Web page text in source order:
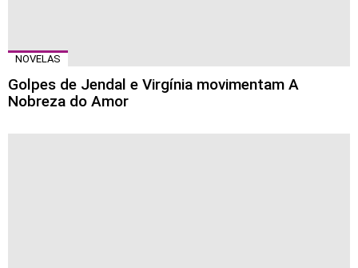
NOVELAS
Golpes de Jendal e Virgínia movimentam A
Nobreza do Amor